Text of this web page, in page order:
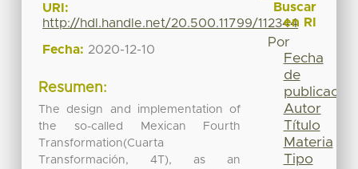
URI:
http://hdl.handle.net/20.500.11799/112344
Fecha: 2020-12-10
Resumen:
The design and implementation of
the so-called Mexican Fourth
Transformation(Cuarta
Transformación, 4T), as an
Buscar
en RI
Por
Fecha
de
publicación
Autor
Título
Materia
Tipo